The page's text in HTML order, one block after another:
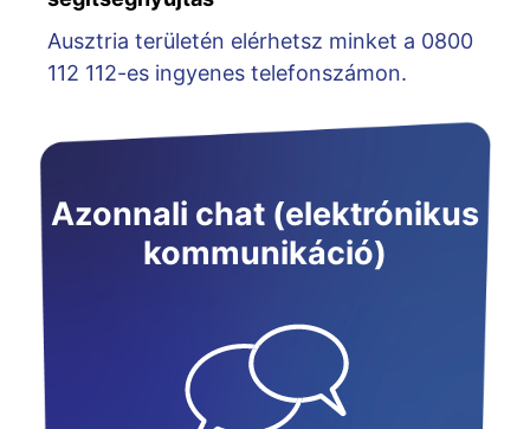
Ausztria területén elérhetsz minket a 0800
112 112-es ingyenes telefonszámon.
Azonnali chat (elektrónikus
kommunikáció)